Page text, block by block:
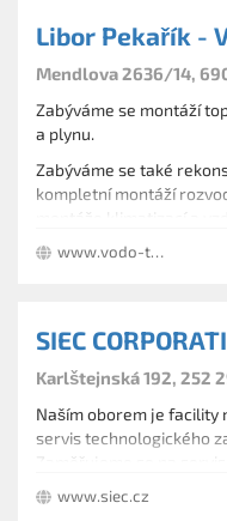
Libor Pekařík -
Mendlova 2636/14,
Zabýváme se montáží
a plynu.
Zabýváme se také
kompletní montáží
plynovodů a hromosvodů.
www.vodo-topo-elektro.cz
SIEC
Karlštejnská 192, 252
Naším oborem je facility
servis technologického
vytápění, tepelných
měření a regulace, sanity
www.siec.cz